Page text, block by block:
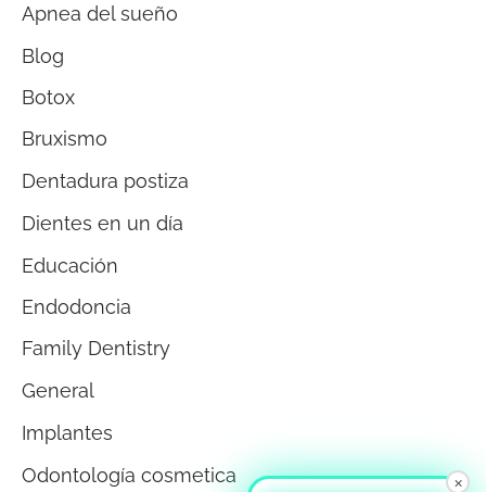
Apnea del sueño
Blog
Botox
Bruxismo
Dentadura postiza
Dientes en un día
Educación
Endodoncia
Family Dentistry
General
Implantes
Odontología cosmetica
×